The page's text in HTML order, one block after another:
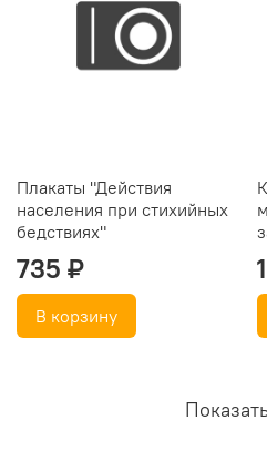
Плакаты "Действия
населения при стихийных
бедствиях"
735 ₽
В корзину